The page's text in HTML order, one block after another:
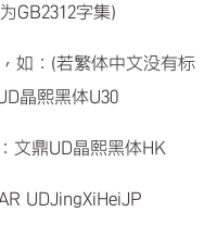
GB2312字集)
如：(若繁体中文没有标
晶熙黑体U30
文鼎UD晶熙黑体HK
UDJingXiHeiJP